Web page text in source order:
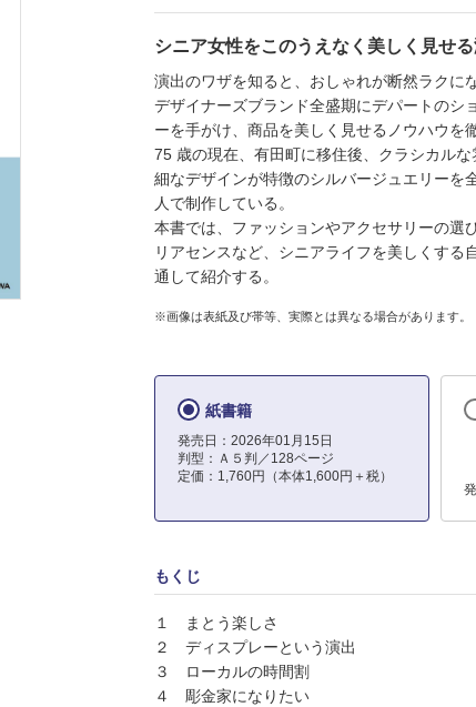
シニア女性をこのうえなく美しく見せ
演出のワザを知ると、おしゃれが断然ラクに
デザイナーズブランド全盛期にデパートのシ
ーを手がけ、商品を美しく見せるノウハウを
75 歳の現在、有田町に移住後、クラシカル
細なデザインが特徴のシルバージュエリーを
人で制作している。
本書では、ファッションやアクセサリーの選
リアセンスなど、シニアライフを美しくする
通して紹介する。
※画像は表紙及び帯等、実際とは異なる場合があります。
紙書籍
発売日：2026年01月15日
判型：Ａ５判／128ページ
定価：1,760円（本体1,600円＋税）
もくじ
１ まとう楽しさ
２ ディスプレーという演出
３ ローカルの時間割
４ 彫金家になりたい